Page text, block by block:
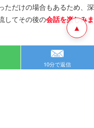
ただけの場合もあるため、深
してその後の会話を楽しみま
▲
10分で返信